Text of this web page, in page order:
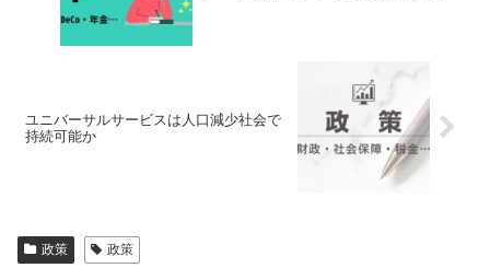
ユニバーサルサービスは人口減少社会で
持続可能か
政策 政策